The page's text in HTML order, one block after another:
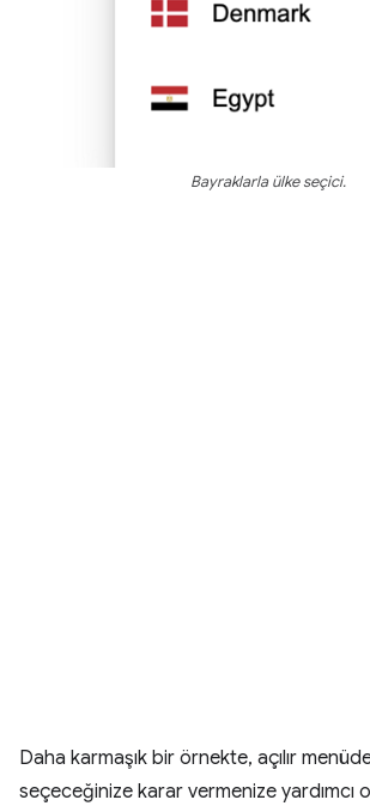
Bayraklarla ülke seçici.
Daha karmaşık bir örnekte, açılır
seçeceğinize karar vermenize yardımcı